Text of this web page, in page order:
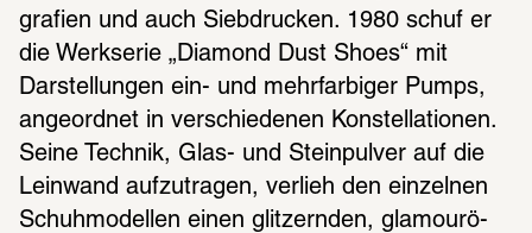
gra­fien und auch Sieb­dru­cken. 1980 schuf er
die Werk­se­rie „Diamond Dust Shoes“ mit
Darstel­lun­gen ein- und mehr­far­bi­ger Pumps,
ange­ord­net in verschie­de­nen Konstel­la­tio­nen.
Seine Tech­nik, Glas- und Stein­pul­ver auf die
Lein­wand aufzu­tra­gen, verlieh den einzel­nen
Schuh­mo­del­len einen glit­zern­den, glamou­rö­